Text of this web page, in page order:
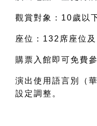
觀賞對象：10歲以
座位：132席座位
購票入館即可免費
演出使用語言別（
設定調整。